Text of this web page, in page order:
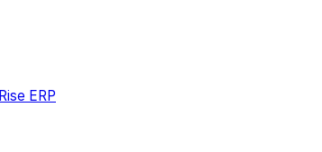
Rise ERP